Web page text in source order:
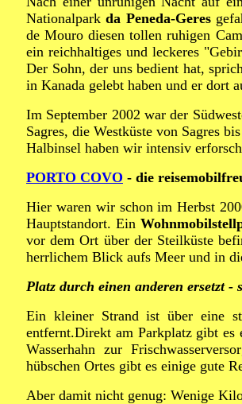
Nationalparkda Peneda-Geres
de Mouro diesen tollen ruhigen
ein reichhaltiges und leckeres
Der Sohn, der uns bedient hat,
in Kanada gelebt haben und er dort
Im September 2002 war der
Sagres, die Westküste von Sagres bis
Halbinsel haben wir intensiv
PORTO COVO - die
Hier waren wir schon im Herbst
Hauptstandort. Ein
vor dem Ort über der Steilküste
herrlichem Blick aufs Meer und in
Platz durch einen anderen ersetzt -
Ein kleiner Strand ist über eine
entfernt.Direkt am Parkplatz gibt es
Wasserhahn zur
hübschen Ortes gibt es einige gute
Aber damit nicht genug: Wenige